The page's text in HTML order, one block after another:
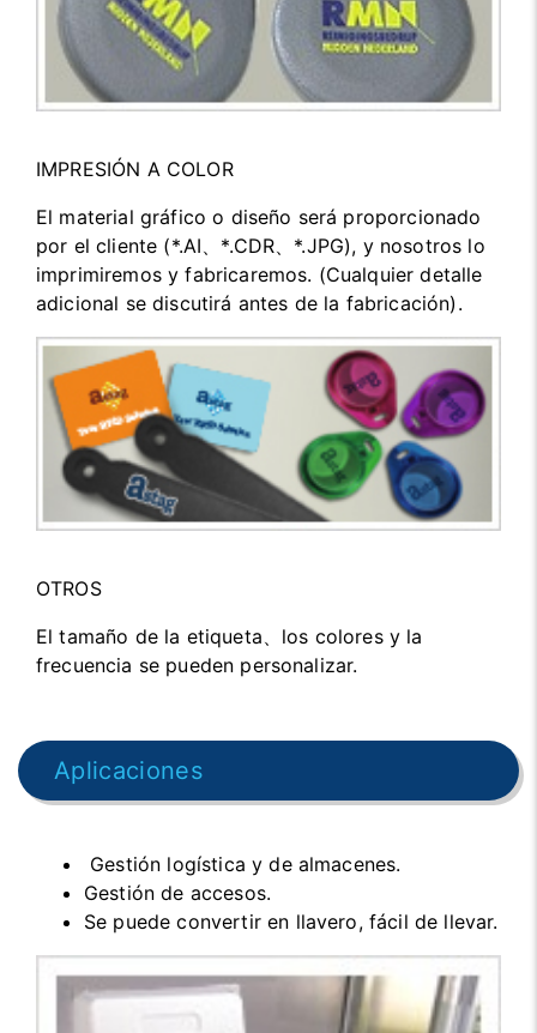
IMPRESIÓN A COLOR
El material gráfico o diseño será proporcionado
por el cliente (*.AI、*.CDR、*.JPG), y nosotros lo
imprimiremos y fabricaremos. (Cualquier detalle
adicional se discutirá antes de la fabricación).
OTROS
El tamaño de la etiqueta、los colores y la
frecuencia se pueden personalizar.
Aplicaciones
Gestión logística y de almacenes.
Gestión de accesos.
Se puede convertir en llavero, fácil de llevar.